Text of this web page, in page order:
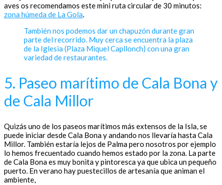
aves os recomendamos este mini ruta circular de 30 minutos:
zona húmeda de La Gola
También nos podemos dar un chapuzón durante gran
parte del recorrido. Muy cerca se encuentra la plaza
de la Iglesia (Plaza Miquel Capllonch) con una gran
variedad de restaurantes.
5. Paseo marítimo de Cala Bona y
de Cala Millor
Quizás uno de los paseos marítimos más extensos de la Isla, se
puede iniciar desde Cala Bona y andando nos llevaría hasta Cala
Millor. También estaría lejos de Palma pero nosotros por ejemplo
lo hemos frecuentado cuando hemos estado por la zona. La parte
de Cala Bona es muy bonita y pintoresca ya que ubica un pequeño
puerto. En verano hay puestecillos de artesanía que animan el
ambiente,